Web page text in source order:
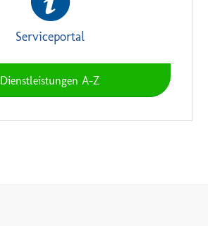
Serviceportal
Dienstleistungen A-Z